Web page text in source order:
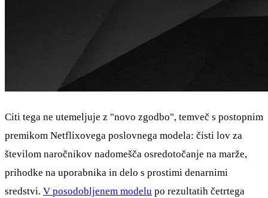
Citi tega ne utemeljuje z "novo zgodbo", temveč s postopnim
premikom Netflixovega poslovnega modela: čisti lov za
številom naročnikov nadomešča osredotočanje na marže,
prihodke na uporabnika in delo s prostimi denarnimi
sredstvi. V posodobljenem modelu po rezultatih četrtega